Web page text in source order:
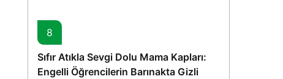
8
Sıfır Atıkla Sevgi Dolu Mama Kapları:
Engelli Öğrencilerin Barınakta Gizli